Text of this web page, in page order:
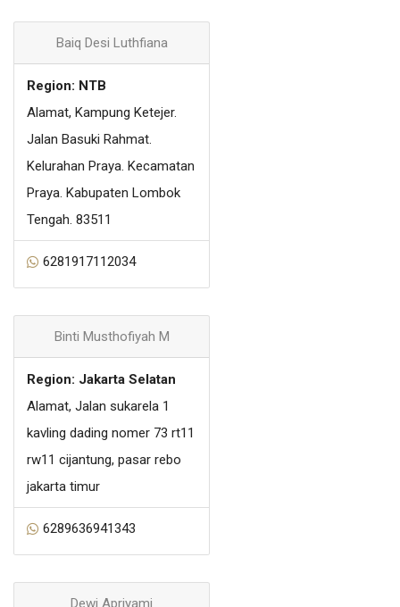
Baiq Desi Luthfiana
Region: NTB
Alamat, Kampung Ketejer.
Jalan Basuki Rahmat.
Kelurahan Praya. Kecamatan
Praya. Kabupaten Lombok
Tengah. 83511
6281917112034
Binti Musthofiyah M
Region: Jakarta Selatan
Alamat, Jalan sukarela 1
kavling dading nomer 73 rt11
rw11 cijantung, pasar rebo
jakarta timur
6289636941343
Dewi Apriyami